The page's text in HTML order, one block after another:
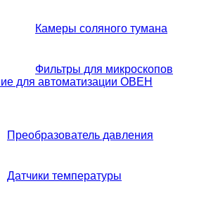
Камеры соляного тумана
Фильтры для микроскопов
для автоматизации ОВЕН
Преобразователь давления
Датчики температуры